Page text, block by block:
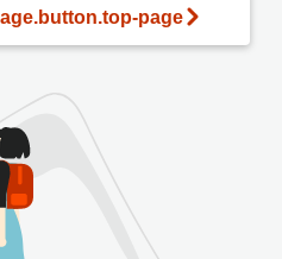
page